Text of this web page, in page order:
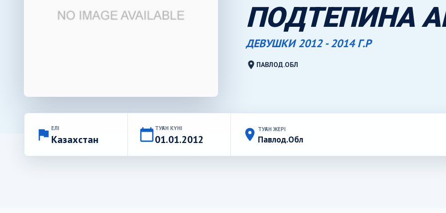
ПОДТЕПИНА
ДЕВУШКИ 2012 - 2014 Г.Р
location_on ПАВЛОД.ОБЛ
flag ЕЛІ
Казахстан calendar_today ТУҒАН КҮНІ
01.01.2012 place ТУҒАН ЖЕРІ
Павлод.Обл